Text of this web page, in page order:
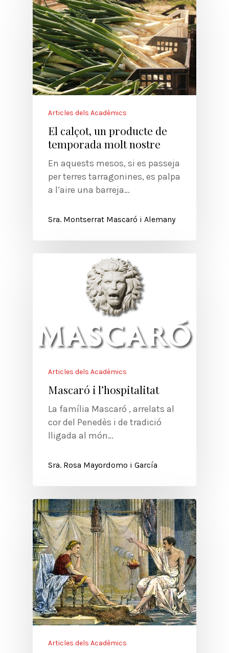
Articles dels Acadèmics
El calçot, un producte de
temporada molt nostre
En aquests mesos, si es passeja
per terres tarragonines, es palpa
a l’aire una barreja…
Sra. Montserrat Mascaró i Alemany
Articles dels Acadèmics
Mascaró i l’hospitalitat
La família Mascaró , arrelats al
cor del Penedès i de tradició
lligada al món…
Sra. Rosa Mayordomo i García
Articles dels Acadèmics